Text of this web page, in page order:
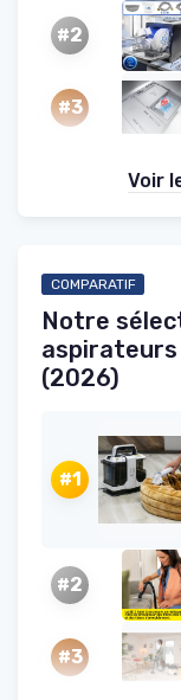
#2
#3
Voir
COMPARATIF
Notre
(2026)
#1
#2
#3